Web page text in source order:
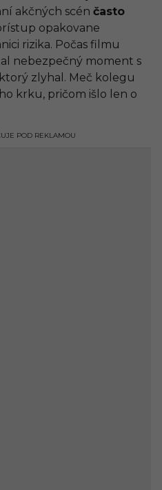
akčných scén často
opakovane
rizika. Počas filmu
nebezpečný moment s
zlyhal. Meč kolegu
krku, pričom išlo len o
POD REKLAMOU